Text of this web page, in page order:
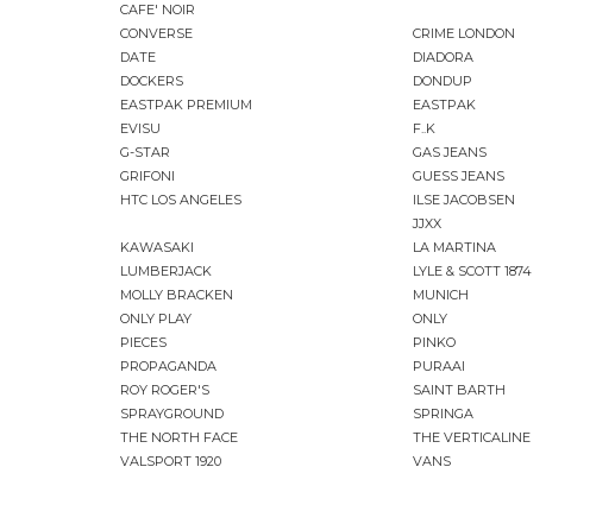
CAFE' NOIR
CONVERSE CRIME LONDON
DATE DIADORA
DOCKERS DONDUP
EASTPAK PREMIUM EASTPAK
EVISU
F..K
G-STAR GAS JEANS
GRIFONI GUESS JEANS
HTC LOS ANGELES ILSE JACOBSEN
JJXX
KAWASAKI LA MARTINA
LUMBERJACK LYLE & SCOTT 1874
MOLLY BRACKEN
MUNICH
ONLY PLAY ONLY
PIECES PINKO
PROPAGANDA
PURAAI
ROY ROGER'S SAINT BARTH
SPRAYGROUND SPRINGA
THE NORTH FACE THE VERTICALINE
VALSPORT 1920 VANS